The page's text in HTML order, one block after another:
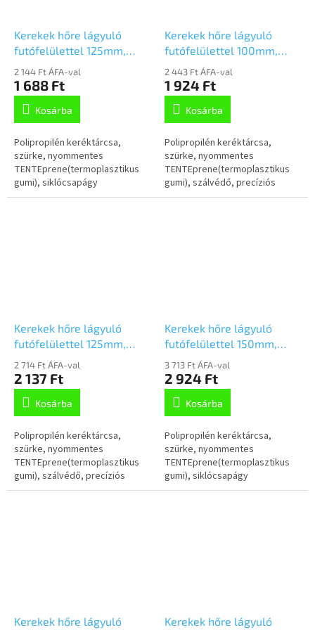
Kerekek hőre lágyuló
futófelülettel 125mm,
PJO125x32-Ø12
2 144 Ft ÁFA-val
1 688 Ft
Kosárba
Polipropilén keréktárcsa,
szürke, nyommentes
TENTEprene(termoplasztikus
gumi), siklócsapágy
Kerekek hőre lágyuló
futófelülettel 100mm,
PJP100x35-8,3 NL45
szürke supratech
2 443 Ft ÁFA-val
1 924 Ft
Kosárba
Polipropilén keréktárcsa,
szürke, nyommentes
TENTEprene(termoplasztikus
gumi), szálvédő, precíziós
golyóscsapágy
Kerekek hőre lágyuló
futófelülettel 125mm,
PJP125x40-8,3 NL45
szürke supratech
2 714 Ft ÁFA-val
2 137 Ft
Kosárba
Polipropilén keréktárcsa,
szürke, nyommentes
TENTEprene(termoplasztikus
gumi), szálvédő, precíziós
golyóscsapágy
Kerekek hőre lágyuló
futófelülettel 150mm,
PJO150x32-Ø12
3 713 Ft ÁFA-val
2 924 Ft
Kosárba
Polipropilén keréktárcsa,
szürke, nyommentes
TENTEprene(termoplasztikus
gumi), siklócsapágy
Kerekek hőre lágyuló
Kerekek hőre lágyuló